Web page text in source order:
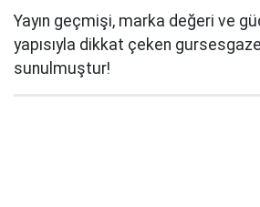
Yayın geçmişi, marka değeri ve
yapısıyla dikkat çeken
sunulmuştur!